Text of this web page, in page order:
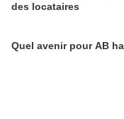
des locataires
Quel avenir pour AB